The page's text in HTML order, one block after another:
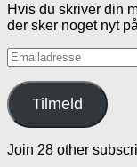
Hvis du skriver din
der sker noget nyt
Emailadresse
Tilmeld
Join 28 other